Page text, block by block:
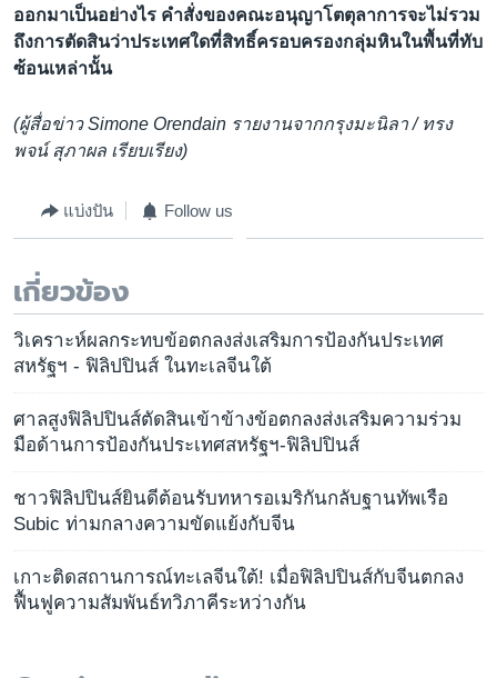
ออกมาเป็นอย่างไร คำสั่งของคณะอนุญาโตตุลาการจะไม่รวม
ถึงการตัดสินว่าประเทศใดที่สิทธิ์ครอบครองกลุ่มหินในพื้นที่ทับ
ซ้อนเหล่านั้น
(ผู้สื่อข่าว Simone Orendain รายงานจากกรุงมะนิลา / ทรง
พจน์ สุภาผล เรียบเรียง)
แบ่งปัน Follow us
เกี่ยวข้อง
วิเคราะห์ผลกระทบข้อตกลงส่งเสริมการป้องกันประเทศ
สหรัฐฯ - ฟิลิปปินส์ ในทะเลจีนใต้
ศาลสูงฟิลิปปินส์ตัดสินเข้าข้างข้อตกลงส่งเสริมความร่วม
มือด้านการป้องกันประเทศสหรัฐฯ-ฟิลิปปินส์
ชาวฟิลิปปินส์ยินดีต้อนรับทหารอเมริกันกลับฐานทัพเรือ
Subic ท่ามกลางความขัดแย้งกับจีน
เกาะติดสถานการณ์ทะเลจีนใต้! เมื่อฟิลิปปินส์กับจีนตกลง
ฟื้นฟูความสัมพันธ์ทวิภาคีระหว่างกัน